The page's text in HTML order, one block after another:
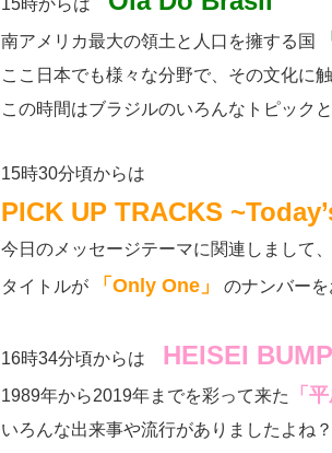
15時からは
南アメリカ最大の領土と人口を擁する国
ここ日本でも様々な分野で、その文化に
この時間はブラジルのいろんなトピック
15時30分頃からは
PICK UP TRACKS
今日のメッセージテーマに関連しまして、
タイトルが
「Only One」 のナンバーを
16時34分頃からは HEISEI BUMP
1989年から2019年までを彩って来た 「
いろんな出来事や流行がありましたよね？